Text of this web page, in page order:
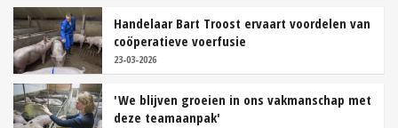
Handelaar Bart Troost ervaart voordelen van
coöperatieve voerfusie
23-03-2026
'We blijven groeien in ons vakmanschap met
deze teamaanpak'